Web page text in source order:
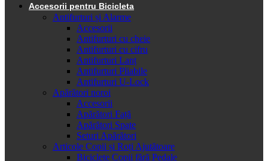
Accesorii pentru Bicicleta
Antifurturi și Alarme
Accesorii
Antifurturi cu cheie
Antifurturi cu cifru
Antifurturi Lanț
Antifurturi Pliabile
Antifurturi U-Lock
Apărători noroi
Accesorii
Apărători Față
Apărători Spate
Seturi Apărători
Articole Copii și Roți Ajutătoare
Biciclete Copii fără Pedale